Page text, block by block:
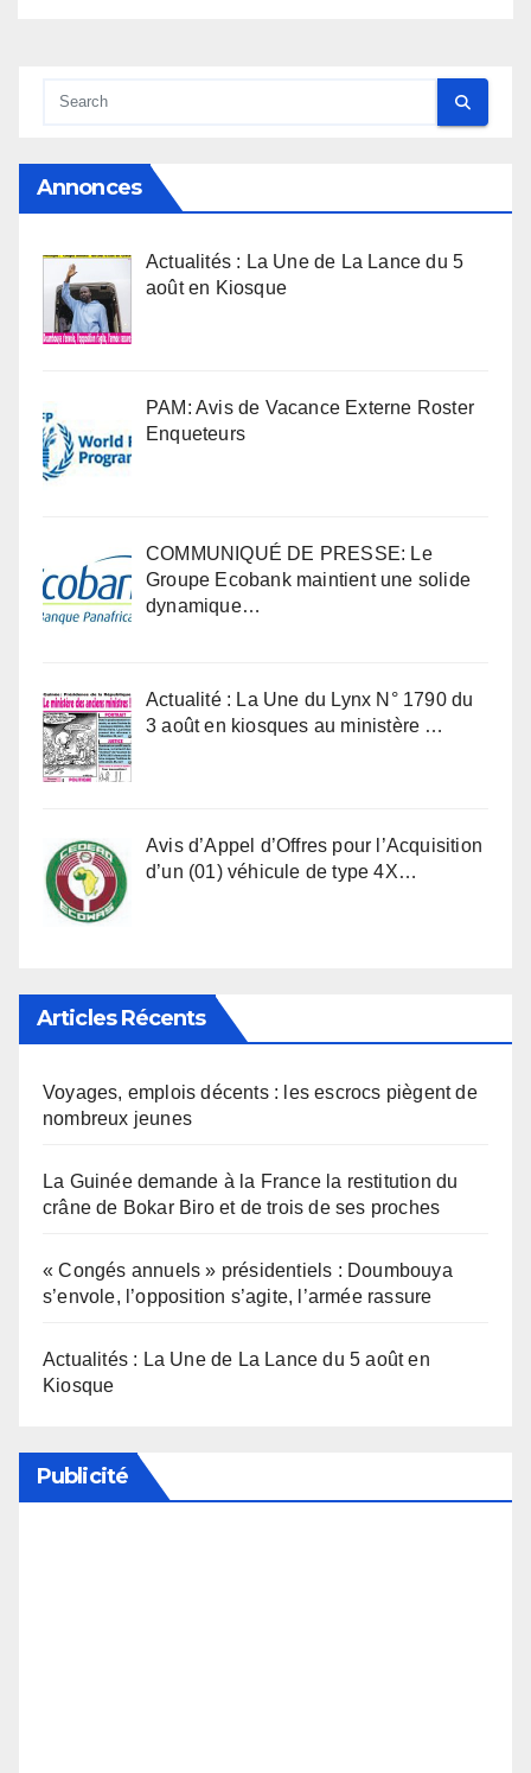
Annonces
Actualités : La Une de La Lance du 5
août en Kiosque
PAM: Avis de Vacance Externe Roster
Enqueteurs
COMMUNIQUÉ DE PRESSE: Le
Groupe Ecobank maintient une solide
dynamique…
Actualité : La Une du Lynx N° 1790 du
3 août en kiosques au ministère …
Avis d’Appel d’Offres pour l’Acquisition
d’un (01) véhicule de type 4X…
Articles Récents
Voyages, emplois décents : les escrocs piègent de
nombreux jeunes
La Guinée demande à la France la restitution du
crâne de Bokar Biro et de trois de ses proches
« Congés annuels » présidentiels : Doumbouya
s’envole, l’opposition s’agite, l’armée rassure
Actualités : La Une de La Lance du 5 août en
Kiosque
Publicité